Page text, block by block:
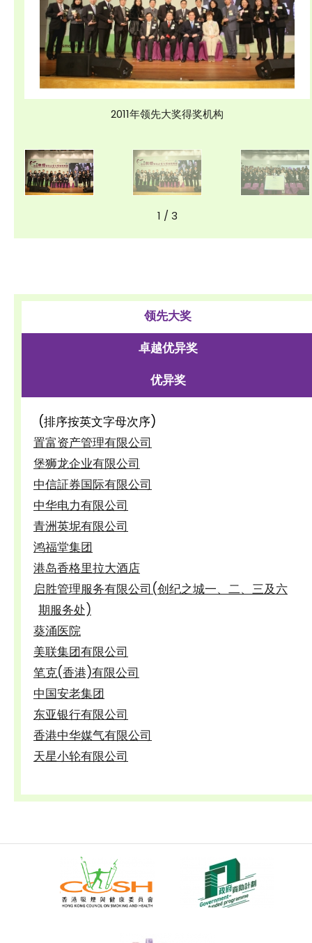
2011年领先大奖得奖机构
1 /3
领先大奖
(排序按英文字母次序)
置富资产管理有限公司
堡狮龙企业有限公司
中信証券国际有限公司
中华电力有限公司
青洲英坭有限公司
鸿福堂集团
港岛香格里拉大酒店
启胜管理服务有限公司(创纪之城一、二、三及六
期服务处)
葵涌医院
美联集团有限公司
笔克(香港)有限公司
中国安老集团
东亚银行有限公司
香港中华媒气有限公司
天星小轮有限公司
卓越优异奖
优异奖